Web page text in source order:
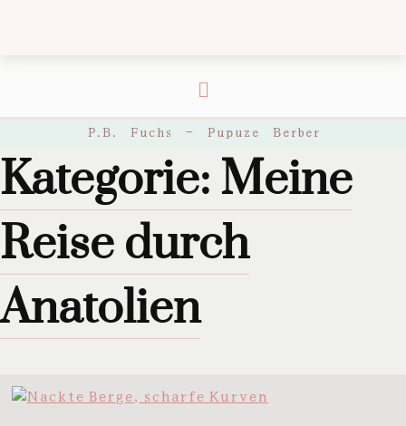
P.B. Fuchs – Pupuze Berber
Kategorie: Meine
Reise durch
Anatolien